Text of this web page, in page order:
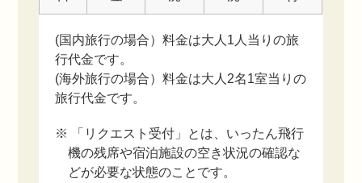
(国内旅行の場合）料金は大人1人当りの旅
行代金です。
(海外旅行の場合）料金は大人2名1室当りの
旅行代金です。
※ 「リクエスト受付」とは、いったん飛行
機の残席や宿泊施設の空き状況の確認な
どが必要な状態のことです。